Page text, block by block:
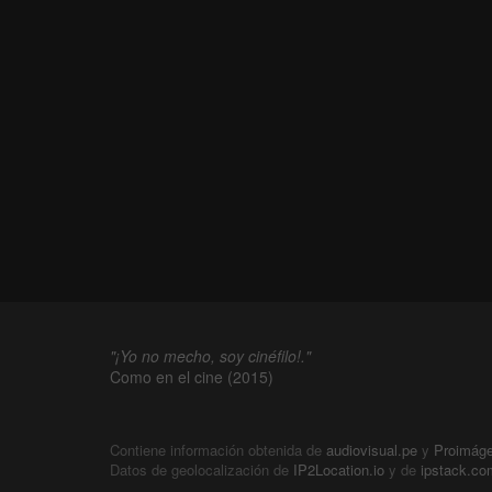
"¡Yo no mecho, soy cinéfilo!."
Como en el cine (2015)
Contiene información obtenida de audiovisual.pe y
Datos de geolocalización de IP2Location.io y de